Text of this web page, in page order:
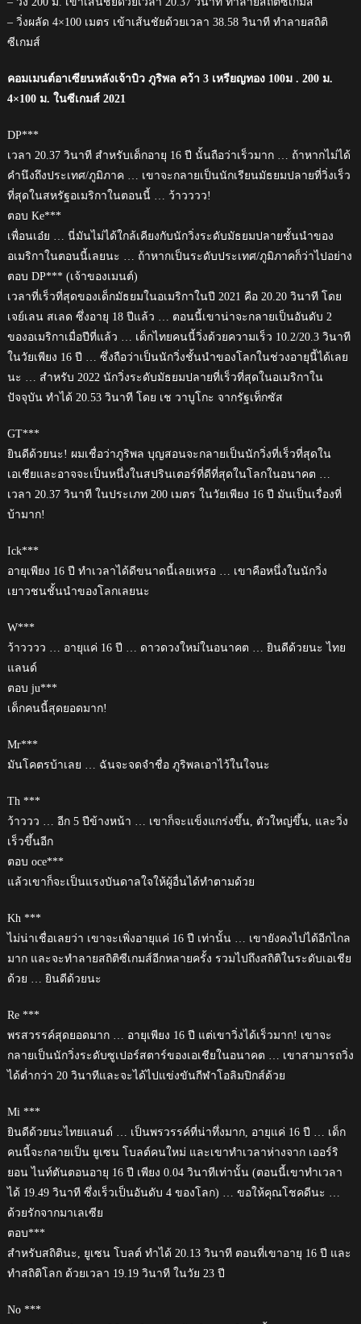
– วิ่งผลัด 4×100 เมตร เข้าเส้นชัยด้วยเวลา 38.58 วินาที ทำลายสถิติ
ซีเกมส์
คอมเมนต์อาเซียนหลังเจ้าบิว ภูริพล คว้า 3 เหรียญทอง 100ม . 200 ม.
4×100 ม. ในซีเกมส์ 2021
DP***
เวลา 20.37 วินาที สำหรับเด็กอายุ 16 ปี นั้นถือว่าเร็วมาก … ถ้าหากไม่ได้
คำนึงถึงประเทศ/ภูมิภาค … เขาจะกลายเป็นนักเรียนมัธยมปลายที่วิ่งเร็ว
ที่สุดในสหรัฐอเมริกาในตอนนี้ … ว้าวววว!
ตอบ Ke***
เพื่อนเอ๋ย … นี่มันไม่ได้ใกล้เคียงกับนักวิ่งระดับมัธยมปลายชั้นนำของ
อเมริกาในตอนนี้เลยนะ … ถ้าหากเป็นระดับประเทศ/ภูมิภาคก็ว่าไปอย่าง
ตอบ DP*** (เจ้าของเมนต์)
เวลาที่เร็วที่สุดของเด็กมัธยมในอเมริกาในปี 2021 คือ 20.20 วินาที โดย
เจย์เลน สเลด ซึ่งอายุ 18 ปีแล้ว … ตอนนี้เขาน่าจะกลายเป็นอันดับ 2
ของอเมริกาเมื่อปีที่แล้ว … เด็กไทยคนนี้วิ่งด้วยความเร็ว 10.2/20.3 วินาที
ในวัยเพียง 16 ปี … ซึ่งถือว่าเป็นนักวิ่งชั้นนำของโลกในช่วงอายุนี้ได้เลย
นะ … สำหรับ 2022 นักวิ่งระดับมัธยมปลายที่เร็วที่สุดในอเมริกาใน
ปัจจุบัน ทำได้ 20.53 วินาที โดย เช วาบูโกะ จากรัฐเท็กซัส
GT***
ยินดีด้วยนะ! ผมเชื่อว่าภูริพล บุญสอนจะกลายเป็นนักวิ่งที่เร็วที่สุดใน
เอเชียและอาจจะเป็นหนึ่งในสปรินเตอร์ที่ดีที่สุดในโลกในอนาคต …
เวลา 20.37 วินาที ในประเภท 200 เมตร ในวัยเพียง 16 ปี มันเป็นเรื่องที่
บ้ามาก!
Ick***
อายุเพียง 16 ปี ทำเวลาได้ดีขนาดนี้เลยเหรอ … เขาคือหนึ่งในนักวิ่ง
เยาวชนชั้นนำของโลกเลยนะ
W***
ว้าวววว … อายุแค่ 16 ปี … ดาวดวงใหม่ในอนาคต … ยินดีด้วยนะ ไทย
แลนด์
ตอบ ju***
เด็กคนนี้สุดยอดมาก!
Mr***
มันโคตรบ้าเลย … ฉันจะจดจำชื่อ ภูริพลเอาไว้ในใจนะ
Th ***
ว้าววว … อีก 5 ปีข้างหน้า … เขาก็จะแข็งแกร่งขึ้น, ตัวใหญ่ขึ้น, และวิ่ง
เร็วขึ้นอีก
ตอบ oce***
แล้วเขาก็จะเป็นแรงบันดาลใจให้ผู้อื่นได้ทำตามด้วย
Kh ***
ไม่น่าเชื่อเลยว่า เขาจะเพิ่งอายุแค่ 16 ปี เท่านั้น … เขายังคงไปได้อีกไกล
มาก และจะทำลายสถิติซีเกมส์อีกหลายครั้ง รวมไปถึงสถิติในระดับเอเชีย
ด้วย … ยินดีด้วยนะ
Re ***
พรสวรรค์สุดยอดมาก … อายุเพียง 16 ปี แต่เขาวิ่งได้เร็วมาก! เขาจะ
กลายเป็นนักวิ่งระดับซูเปอร์สตาร์ของเอเชียในอนาคต … เขาสามารถวิ่ง
ได้ต่ำกว่า 20 วินาทีและจะได้ไปแข่งขันกีฬาโอลิมปิกส์ด้วย
Mi ***
ยินดีด้วยนะไทยแลนด์ … เป็นพรวรรค์ที่น่าทึ่งมาก, อายุแค่ 16 ปี … เด็ก
คนนี้จะกลายเป็น ยูเซน โบลต์คนใหม่ และเขาทำเวลาห่างจาก เออร์ริ
ยอน ไนท์ตันตอนอายุ 16 ปี เพียง 0.04 วินาทีเท่านั้น (ตอนนี้เขาทำเวลา
ได้ 19.49 วินาที ซึ่งเร็วเป็นอันดับ 4 ของโลก) … ขอให้คุณโชคดีนะ …
ด้วยรักจากมาเลเซีย
ตอบ***
สำหรับสถิตินะ, ยูเซน โบลต์ ทำได้ 20.13 วินาที ตอนที่เขาอายุ 16 ปี และ
ทำสถิติโลก ด้วยเวลา 19.19 วินาที ในวัย 23 ปี
No ***